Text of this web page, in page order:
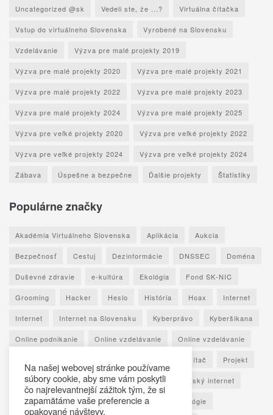
Uncategorized @sk Vedeli ste, že ...? Virtuálna čítačka
Vstup do virtuálneho Slovenska Vyrobené na Slovensku
Vzdelávanie Výzva pre malé projekty 2019
Výzva pre malé projekty 2020 Výzva pre malé projekty 2021
Výzva pre malé projekty 2022 Výzva pre malé projekty 2023
Výzva pre malé projekty 2024 Výzva pre malé projekty 2025
Výzva pre veľké projekty 2020 Výzva pre veľké projekty 2022
Výzva pre veľké projekty 2024 Výzva pre veľké projekty 2024
Zábava Úspešne a bezpečne Ďalšie projekty Štatistiky
Populárne značky
Akadémia Virtuálneho Slovenska Aplikácia Aukcia
Bezpečnosť Cestuj Dezinformácie DNSSEC Doména
Duševné zdravie e-kultúra Ekológia Fond SK-NIC
Grooming Hacker Heslo História Hoax Internet
Internet Internet na Slovensku Kyberprávo Kyberšikana
Online podnikanie Online vzdelávanie Online vzdelávanie
Počítač Projekt
Ransomware Rozhovor Seniori Slovenský internet
Sociálne siete Spoznaj Slovensko Technológie
Na našej webovej stránke používame
súbory cookie, aby sme vám poskytli
čo najrelevantnejší zážitok tým, že si
zapamätáme vaše preferencie a
opakované návštevy.